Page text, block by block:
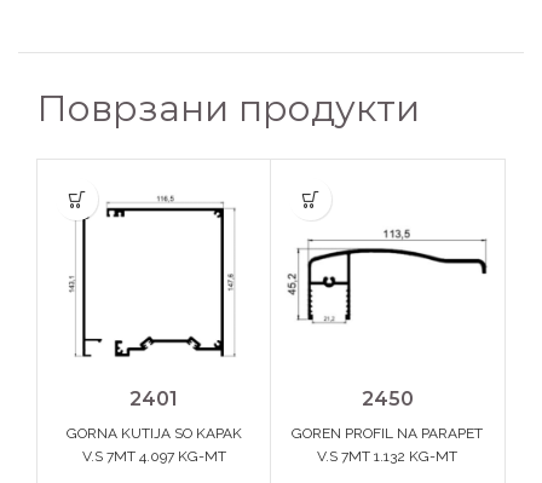
Поврзани продукти
2401
GORNA KUTIJA SO KAPAK
V.S 7MT 4.097 KG-MT
2450
GOREN PROFIL NA PARAPET
V.S 7MT 1.132 KG-MT